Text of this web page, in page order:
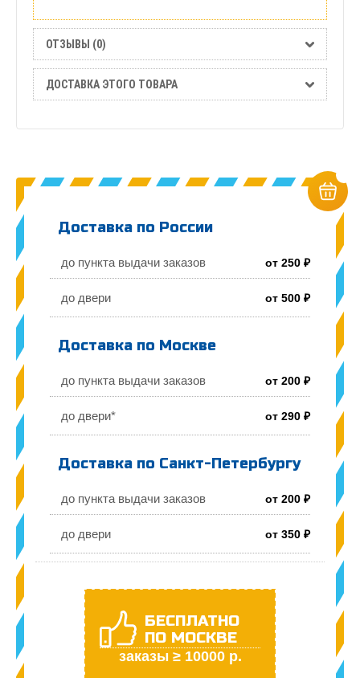
(0)
Доставка
ОТЗЫВЫ (0)
ДОСТАВКА ЭТОГО ТОВАРА
Доставка по России
до пункта выдачи заказов от 250 ₽
до двери от 500 ₽
Доставка по Москве
до пункта выдачи заказов от 200 ₽
до двери* от 290 ₽
Доставка по Санкт-Петербургу
до пункта выдачи заказов от 200 ₽
до двери от 350 ₽
БЕСПЛАТНО
ПО МОСКВЕ
заказы ≥ 10000 р.